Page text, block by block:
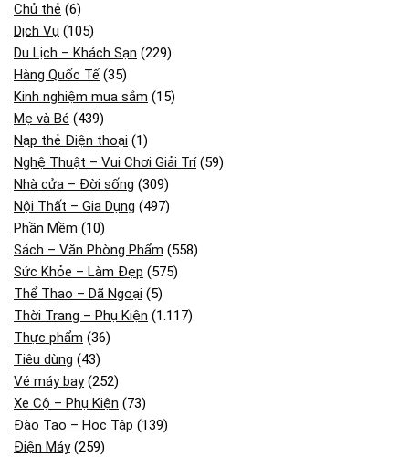
Chủ thẻ (6)
Dịch Vụ (105)
Du Lịch – Khách Sạn (229)
Hàng Quốc Tế (35)
Kinh nghiệm mua sắm (15)
Mẹ và Bé (439)
Nạp thẻ Điện thoại (1)
Nghệ Thuật – Vui Chơi Giải Trí(59)
Nhà cửa – Đời sống (309)
Nội Thất – Gia Dụng (497)
Phần Mềm (10)
Sách – Văn Phòng Phẩm (558)
Sức Khỏe – Làm Đẹp (575)
Thể Thao – Dã Ngoại (5)
Thời Trang – Phụ Kiện (1.117)
Thực phẩm (36)
Tiêu dùng (43)
Vé máy bay(252)
Xe Cộ – Phụ Kiện (73)
Đào Tạo – Học Tập (139)
Điện Máy(259)